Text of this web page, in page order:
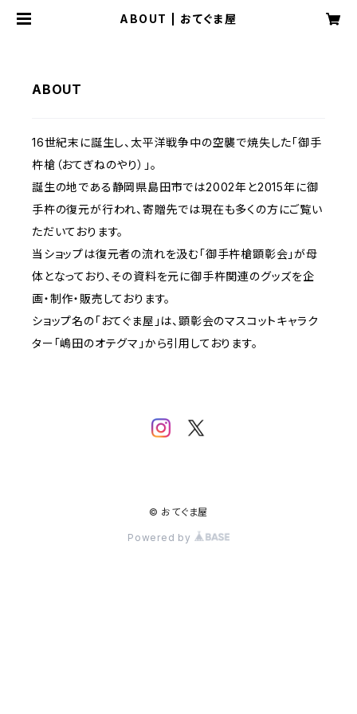
ABOUT | おてぐま屋
ABOUT
16世紀末に誕生し、太平洋戦争中の空襲で焼失した「御手
杵槍（おてぎねのやり）」。
誕生の地である静岡県島田市では2002年と2015年に御
手杵の復元が行われ、寄贈先では現在も多くの方にご覧い
ただいております。
当ショップは復元者の流れを汲む「御手杵槍顕彰会」が母
体となっており、その資料を元に御手杵関連のグッズを企
画・制作・販売しております。
ショップ名の「おてぐま屋」は、顕彰会のマスコットキャラク
ター「嶋田のオテグマ」から引用しております。
© おてぐま屋
Powered by